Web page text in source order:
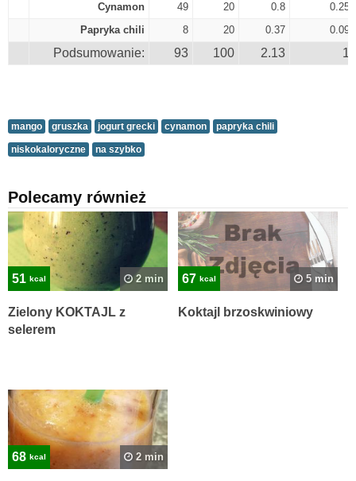
Cynamon 49 20 0.8
0.25
Papryka chili
8 20 0.37 0.09
Podsumowanie: 93 100 2.13 1
mango gruszka jogurt grecki cynamon papryka chili
niskokaloryczne na szybko
Polecamy również
51 kcal 2 min
Zielony KOKTAJL z
selerem
67 kcal 5 min
Koktajl brzoskwiniowy
68 kcal 2 min